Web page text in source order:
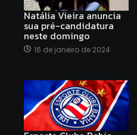
Natália Vieira anuncia
sua pré-candidatura
neste domingo
16 de janeiro de 2024